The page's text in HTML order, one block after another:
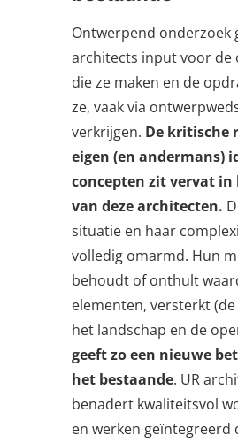
Ontwerpend onderzoek
architects input voor de
die ze maken en de
ze, vaak via
verkrijgen. De kritische
eigen (en andermans)
concepten zit vervat in
van deze architecten.
situatie en haar
volledig omarmd. Hun
behoudt of onthult
elementen, versterkt
het landschap en de
geeft zo een nieuwe
het bestaande. UR
benadert kwaliteitsvol
en werken geïntegreerd